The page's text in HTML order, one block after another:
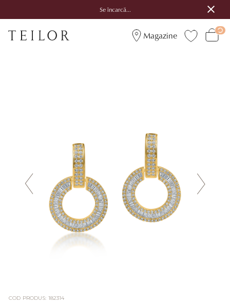
Se încarcă...
Magazine
COD PRODUS: 182314